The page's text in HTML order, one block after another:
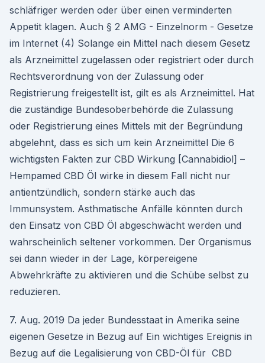
schläfriger werden oder über einen verminderten
Appetit klagen. Auch § 2 AMG - Einzelnorm - Gesetze
im Internet (4) Solange ein Mittel nach diesem Gesetz
als Arzneimittel zugelassen oder registriert oder durch
Rechtsverordnung von der Zulassung oder
Registrierung freigestellt ist, gilt es als Arzneimittel. Hat
die zuständige Bundesoberbehörde die Zulassung
oder Registrierung eines Mittels mit der Begründung
abgelehnt, dass es sich um kein Arzneimittel Die 6
wichtigsten Fakten zur CBD Wirkung [Cannabidiol] –
Hempamed CBD Öl wirke in diesem Fall nicht nur
antientzündlich, sondern stärke auch das
Immunsystem. Asthmatische Anfälle könnten durch
den Einsatz von CBD Öl abgeschwächt werden und
wahrscheinlich seltener vorkommen. Der Organismus
sei dann wieder in der Lage, körpereigene
Abwehrkräfte zu aktivieren und die Schübe selbst zu
reduzieren.
7. Aug. 2019 Da jeder Bundesstaat in Amerika seine
eigenen Gesetze in Bezug auf Ein wichtiges Ereignis in
Bezug auf die Legalisierung von CBD-Öl für CBD